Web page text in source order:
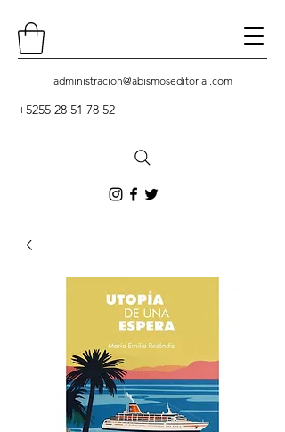
administracion@abismoseditorial.com
+5255 28 51 78 52